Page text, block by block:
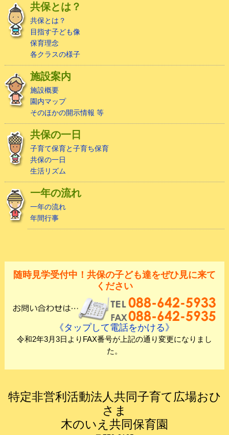
共保とは？
共保とは？
目指す子ども像
保育理念
各クラスの様子
施設案内
施設概要
園内マップ
そのほかの開示情報 等
共保の一日
子育て保育と子育ち保育
共保の一日
生活リズム
一年の流れ
一年の流れ
年間行事
随時見学受付中！共保の子ども達をぜひ見に来て
ください
《タップして電話をかける》
令和2年3月3日よりFAX番号が上記の通り変更になりまし
た。
特定非営利活動法人共同子育て広場おひ
さま
木のいえ共同保育園